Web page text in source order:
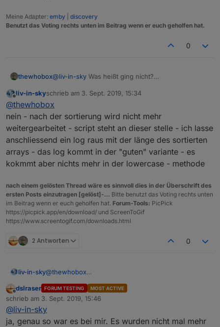
if (alpha.hostname.toLowerCase() <
        return -1;
Meine Adapter: emby
discovery
Benutzt das Voting rechts unten im Beitrag wenn er euch geholfen hat.
0
thewhobox@liv-in-sky Was heißt ging nicht?
@dslraserKannst du mir mal ein Beispiel von 1-2
Amazon Geräten und auch den darunter liegenden
geben?
Gern auch per PN.
Offline
liv-in-skyschrieb am 3. Sept. 2019, 15:34
zuletzt editiert von
@thewhobox
nein - nach der sortierung wird nicht mehr
weitergearbeitet - script steht an dieser stelle - ich lasse
anschliessend ein log raus mit der länge des sortierten
arrays - das log kommt in der "guten" variante - es
kokmmt aber nichts mehr in der lowercase - methode
nach einem gelösten Thread wäre es sinnvoll dies in der Überschrift des
ersten Posts einzutragen [gelöst]-... Bitte benutzt das Voting rechts unten
im Beitrag wenn er euch geholfen hat. Forum-Tools: PicPick
https://picpick.app/en/download/ und ScreenToGif
https://www.screentogif.com/downloads.html
2 Antworten 0
liv-in-sky@thewhobox
weitergearbeitet - script steht an dieser stelle - ich
lasse anschliessend ein log raus mit der länge des
sortierten arrays - das log kommt in der "guten"
variante - es kokmmt aber nichts mehr in der
Offline
dslraser FORUM TESTING MOST ACTIVE
schrieb am 3. Sept. 2019, 15:46
zuletzt editiert von
@liv-in-sky
ja, genau so war es bei mir. Es wurden nicht mal mehr